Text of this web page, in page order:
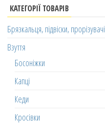
КАТЕГОРІЇ ТОВАРІВ
Брязкальця, підвіски, прорізувачі
Взуття
Босоніжки
Капці
Кеди
Кросівки